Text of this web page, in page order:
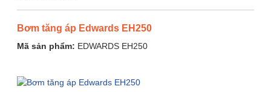
Bơm tăng áp Edwards EH250
Mã sản phẩm: EDWARDS EH250